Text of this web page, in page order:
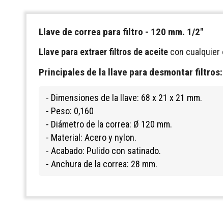
Llave de correa para filtro - 120 mm. 1/2"
Llave para extraer filtros de aceite con cualquier
Principales de la llave para desmontar filtros:
- Dimensiones de la llave: 68 x 21 x 21 mm.
- Peso: 0,160
- Diámetro de la correa: Ø 120 mm.
- Material: Acero y nylon.
- Acabado: Pulido con satinado.
- Anchura de la correa: 28 mm.